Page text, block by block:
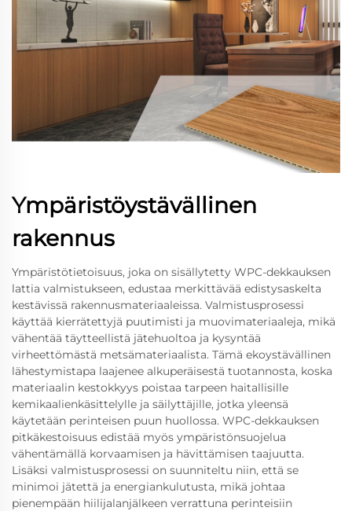
Ympäristöystävällinen
rakennus
Ympäristötietoisuus, joka on sisällytetty WPC-dekkauksen
lattia valmistukseen, edustaa merkittävää edistysaskelta
kestävissä rakennusmateriaaleissa. Valmistusprosessi
käyttää kierrätettyjä puutimisti ja muovimateriaaleja, mikä
vähentää täytteellistä jätehuoltoa ja kysyntää
virheettömästä metsämateriaalista. Tämä ekoystävällinen
lähestymistapa laajenee alkuperäisestä tuotannosta, koska
materiaalin kestokkyys poistaa tarpeen haitallisille
kemikaalienkäsittelylle ja säilyttäjille, jotka yleensä
käytetään perinteisen puun huollossa. WPC-dekkauksen
pitkäkestoisuus edistää myös ympäristönsuojelua
vähentämällä korvaamisen ja hävittämisen taajuutta.
Lisäksi valmistusprosessi on suunniteltu niin, että se
minimoi jätettä ja energiankulutusta, mikä johtaa
pienempään hiilijalanjälkeen verrattuna perinteisiin